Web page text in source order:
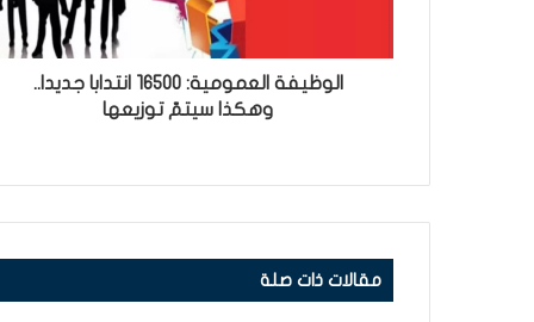
الوظيفة العمومية: 16500 انتدابا جديدا..
وهكذا سيتمّ توزيعها
مقالات ذات صلة